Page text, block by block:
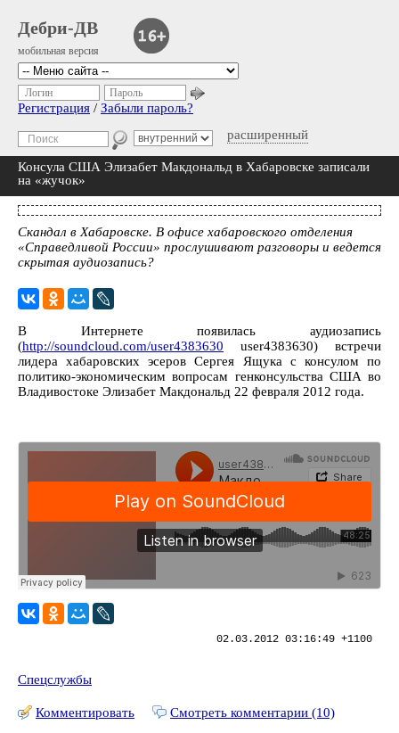
Дебри-ДВ
мобильная версия
расширенный
Логин Пароль
Регистрация / Забыли пароль?
Консула США Элизабет Макдональд в Хабаровске записали
на «жучок»
Скандал в Хабаровске. В офисе хабаровского отделения
«Справедливой России» прослушивают разговоры и ведется
скрытая аудиозапись?
В Интернете появилась аудиозапись
(http://soundcloud.com/user4383630 user4383630) встречи
лидера хабаровских эсеров Сергея Ящука с консулом по
политико-экономическим вопросам генконсульства США во
Владивостоке Элизабет Макдональд 22 февраля 2012 года.
02.03.2012 03:16:49 +1100
Спецслужбы
Комментировать Смотреть комментарии (10)